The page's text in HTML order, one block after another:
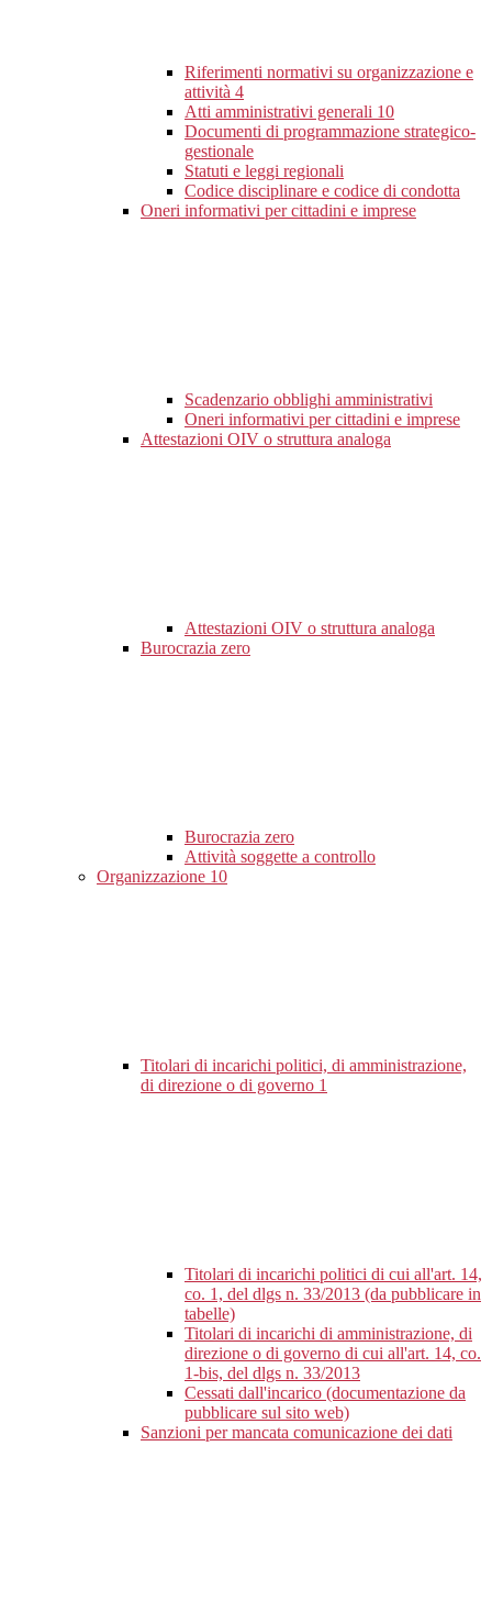
Riferimenti normativi su organizzazione e
attività 4
Atti amministrativi generali 10
Documenti di programmazione strategico-
gestionale
Statuti e leggi regionali
Codice disciplinare e codice di condotta
Oneri informativi per cittadini e imprese
Scadenzario obblighi amministrativi
Oneri informativi per cittadini e imprese
Attestazioni OIV o struttura analoga
Attestazioni OIV o struttura analoga
Burocrazia zero
Burocrazia zero
Attività soggette a controllo
Organizzazione 10
Titolari di incarichi politici, di amministrazione,
di direzione o di governo 1
Titolari di incarichi politici di cui all'art. 14,
co. 1, del dlgs n. 33/2013 (da pubblicare in
tabelle)
Titolari di incarichi di amministrazione, di
direzione o di governo di cui all'art. 14, co.
1-bis, del dlgs n. 33/2013
Cessati dall'incarico (documentazione da
pubblicare sul sito web)
Sanzioni per mancata comunicazione dei dati